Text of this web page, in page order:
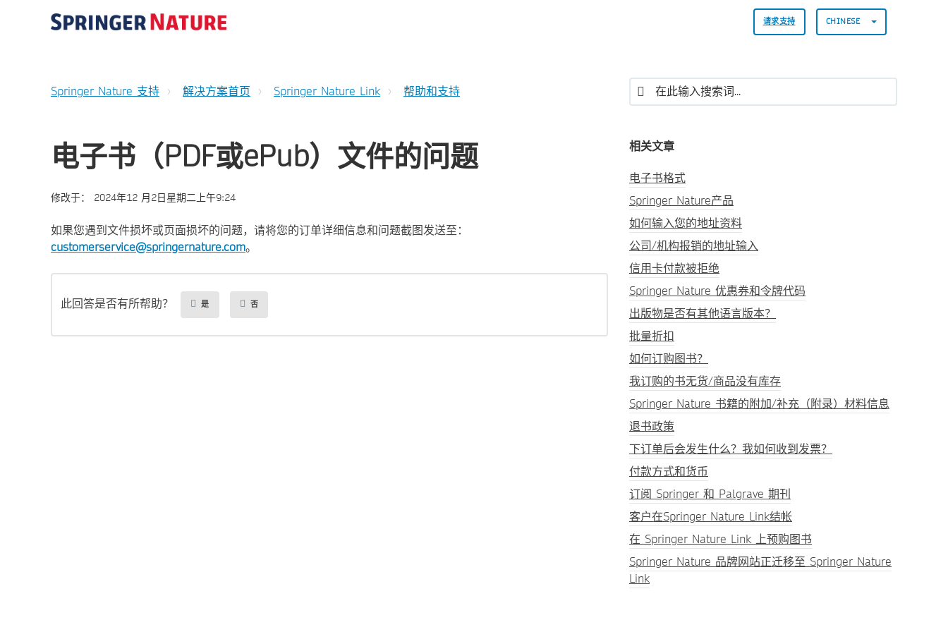
请求支持 CHINESE
Springer Nature 支持 解决方案首页 Springer Nature Link 帮助和支持
电子书（PDF或ePub）文件的问题
修改于： 2024年12 月2日星期二上午9:24
如果您遇到文件损坏或页面损坏的问题，请将您的订单详细信息和问题截图发送至：
customerservice@springernature.com。
此回答是否有所帮助？ 是 否
相关文章
电子书格式
Springer Nature产品
如何输入您的地址资料
公司/机构报销的地址输入
信用卡付款被拒绝
Springer Nature 优惠券和令牌代码
出版物是否有其他语言版本？
批量折扣
如何订购图书？
我订购的书无货/商品没有库存
Springer Nature 书籍的附加/补充（附录）材料信息
退书政策
下订单后会发生什么？我如何收到发票？
付款方式和货币
订阅 Springer 和 Palgrave 期刊
客户在Springer Nature Link结帐
在 Springer Nature Link 上预购图书
Springer Nature 品牌网站正迁移至 Springer Nature
Link